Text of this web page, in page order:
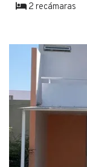
2 recámaras